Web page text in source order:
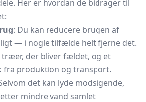
Her er hvordan de bidrager til
: Du kan reducere brugen af
— i nogle tilfælde helt fjerne det.
der bliver fældet, og et
fra produktion og transport.
det kan lyde modsigende,
mindre vand samlet